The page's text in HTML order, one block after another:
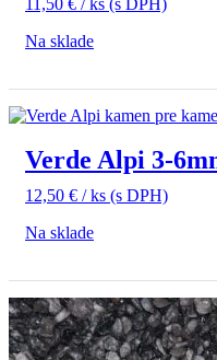
11,50 € / ks (s DPH)
Na sklade
Verde Alpi 3-
12,50 € / ks (s DPH)
Na sklade